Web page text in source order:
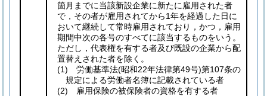
箇月までに当該新設企業に新たに雇用された者
で，その者が雇用されてから1年を経過した日に
おいて継続して常時雇用されており，かつ，雇用
期間中次の各号のすべてに該当するものをいう。
ただし，代表権を有する者及び既設の企業から配
置替えされた者を除く。
(1) 労働基準法(昭和22年法律第49号)第107条の
規定による労働者名簿に記載されている者
(2) 雇用保険の被保険者の資格を有する者